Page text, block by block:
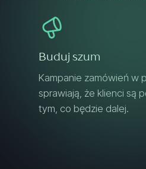
Buduj szum
Kampanie zamówień w
sprawiają, że klienci są
tym, co będzie dalej.